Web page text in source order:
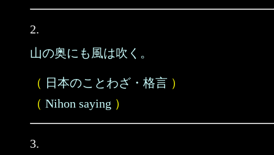
2.
山の奥にも風は吹く。
（ 日本のことわざ・格言 ）
（ Nihon saying ）
3.